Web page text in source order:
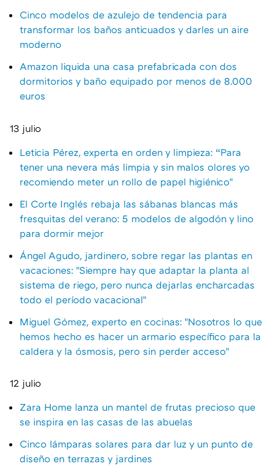
Cinco modelos de azulejo de tendencia para
transformar los baños anticuados y darles un aire
moderno
Amazon liquida una casa prefabricada con dos
dormitorios y baño equipado por menos de 8.000
euros
13 julio
Leticia Pérez, experta en orden y limpieza: “Para
tener una nevera más limpia y sin malos olores yo
recomiendo meter un rollo de papel higiénico"
El Corte Inglés rebaja las sábanas blancas más
fresquitas del verano: 5 modelos de algodón y lino
para dormir mejor
Ángel Agudo, jardinero, sobre regar las plantas en
vacaciones: "Siempre hay que adaptar la planta al
sistema de riego, pero nunca dejarlas encharcadas
todo el período vacacional"
Miguel Gómez, experto en cocinas: "Nosotros lo que
hemos hecho es hacer un armario específico para la
caldera y la ósmosis, pero sin perder acceso"
12 julio
Zara Home lanza un mantel de frutas precioso que
se inspira en las casas de las abuelas
Cinco lámparas solares para dar luz y un punto de
diseño en terrazas y jardines